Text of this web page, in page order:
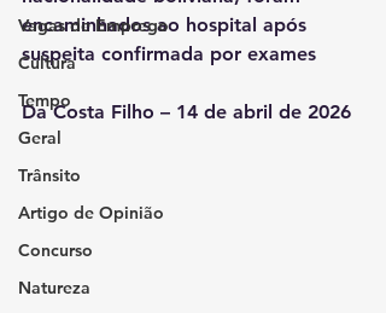
Vagas de Emprego
Cultura
Tempo
Geral
Trânsito
Artigo de Opinião
Concurso
Natureza
encaminhados ao hospital após
suspeita confirmada por exames
Da Costa Filho – 14 de abril de 2026